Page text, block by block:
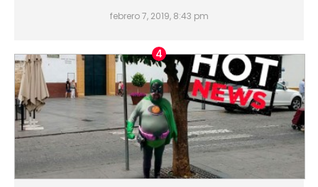
febrero 7, 2019, 8:43 pm